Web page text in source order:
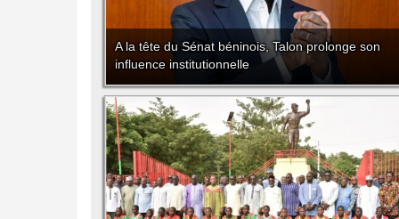
A la tête du Sénat béninois, Talon prolonge son
influence institutionnelle